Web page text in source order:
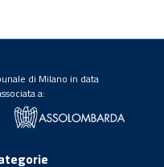
di Milano in data
a: